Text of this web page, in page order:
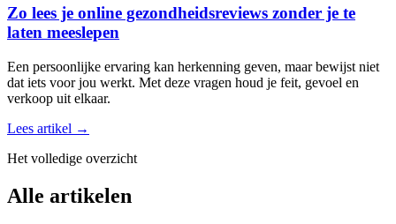
Zo lees je online gezondheidsreviews zonder je te
laten meeslepen
Een persoonlijke ervaring kan herkenning geven, maar bewijst niet
dat iets voor jou werkt. Met deze vragen houd je feit, gevoel en
verkoop uit elkaar.
Lees artikel →
Het volledige overzicht
Alle artikelen